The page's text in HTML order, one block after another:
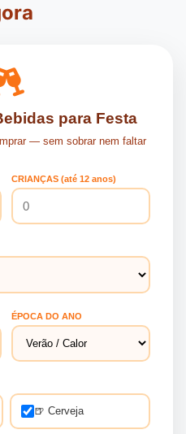
para Festa
— sem sobrar nem faltar
CRIANÇAS (até 12 anos)
ÉPOCA DO ANO
🍺 Cerveja